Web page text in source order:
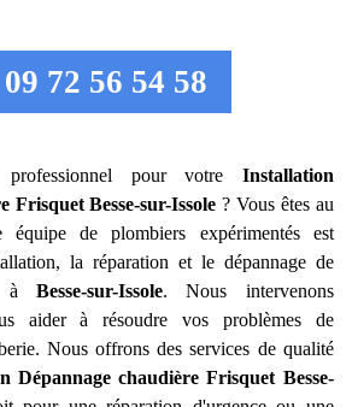
72 56 54 58
pour votre Installation
Frisquet Besse-sur-Issole ? Vous êtes au
de plombiers expérimentés est
la réparation et le dépannage de
àBesse-sur-Issole. Nous intervenons
aider à résoudre vos problèmes de
Nous offrons des services de qualité
Dépannage chaudière Frisquet Besse-